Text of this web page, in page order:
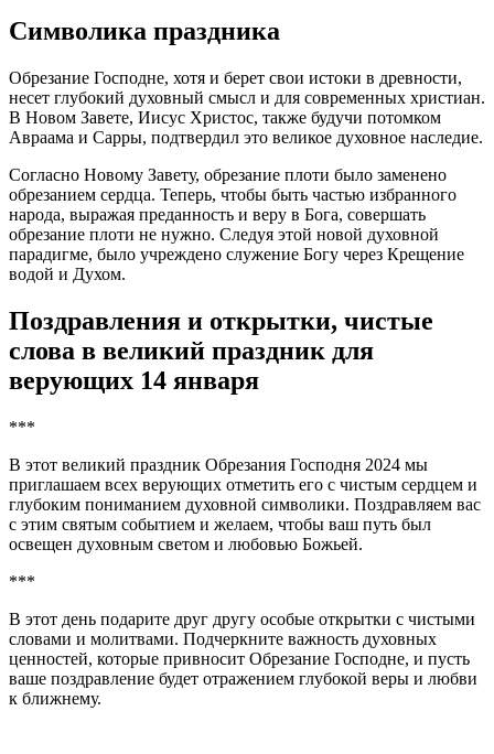
Символика праздника
Обрезание Господне, хотя и берет свои истоки в древности,
несет глубокий духовный смысл и для современных христиан.
В Новом Завете, Иисус Христос, также будучи потомком
Авраама и Сарры, подтвердил это великое духовное наследие.
Согласно Новому Завету, обрезание плоти было заменено
обрезанием сердца. Теперь, чтобы быть частью избранного
народа, выражая преданность и веру в Бога, совершать
обрезание плоти не нужно. Следуя этой новой духовной
парадигме, было учреждено служение Богу через Крещение
водой и Духом.
Поздравления и открытки, чистые
слова в великий праздник для
верующих 14 января
***
В этот великий праздник Обрезания Господня 2024 мы
приглашаем всех верующих отметить его с чистым сердцем и
глубоким пониманием духовной символики. Поздравляем вас
с этим святым событием и желаем, чтобы ваш путь был
освещен духовным светом и любовью Божьей.
***
В этот день подарите друг другу особые открытки с чистыми
словами и молитвами. Подчеркните важность духовных
ценностей, которые привносит Обрезание Господне, и пусть
ваше поздравление будет отражением глубокой веры и любви
к ближнему.